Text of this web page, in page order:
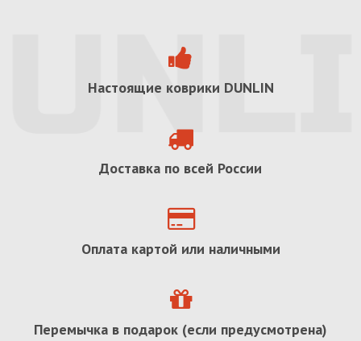
Настоящие коврики DUNLIN
Доставка по всей России
Оплата картой или наличными
Перемычка в подарок (если предусмотрена)